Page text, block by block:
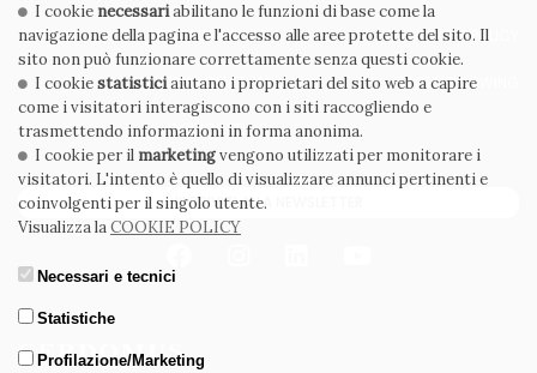
PRIVACY POLICY COOKIE POLICY
CONDIZIONI GENERALI WHISTLEBLOWING
CODICE ETICO
ISCRIVITI ALLA NEWSLETTER
I cookie necessariabilitano le funzioni di base come la
navigazione della pagina e l'accesso alle aree protette del sito. Il
sito non può funzionare correttamente senza questi cookie.
I cookiestatisticiaiutano i proprietari del sito web a capire
come i visitatori interagiscono con i siti raccogliendo e
trasmettendo informazioni in forma anonima.
I cookie per il marketingvengono utilizzati per monitorare i
visitatori. L'intento è quello di visualizzare annunci pertinenti e
coinvolgenti per il singolo utente.
Visualizza laCOOKIE POLICY
Necessari e tecnici
Statistiche
Profilazione/Marketing